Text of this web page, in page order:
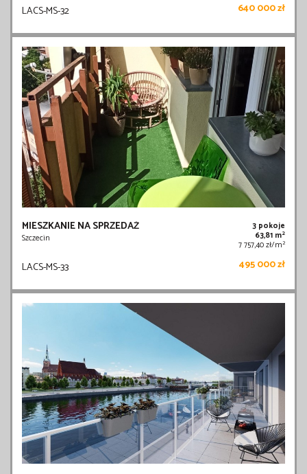
LACS-MS-32 640 000 zł
MIESZKANIE NA SPRZEDAŻ
Szczecin
3 pokoje
63,81 m2
7 757,40 zł/m2
LACS-MS-33 495 000 zł